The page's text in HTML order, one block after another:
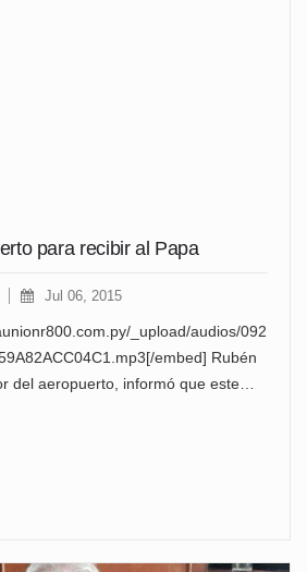
para recibir al Papa
Jul 06, 2015
_upload/audios/092
embed] Rubén
del aeropuerto, informó que este…